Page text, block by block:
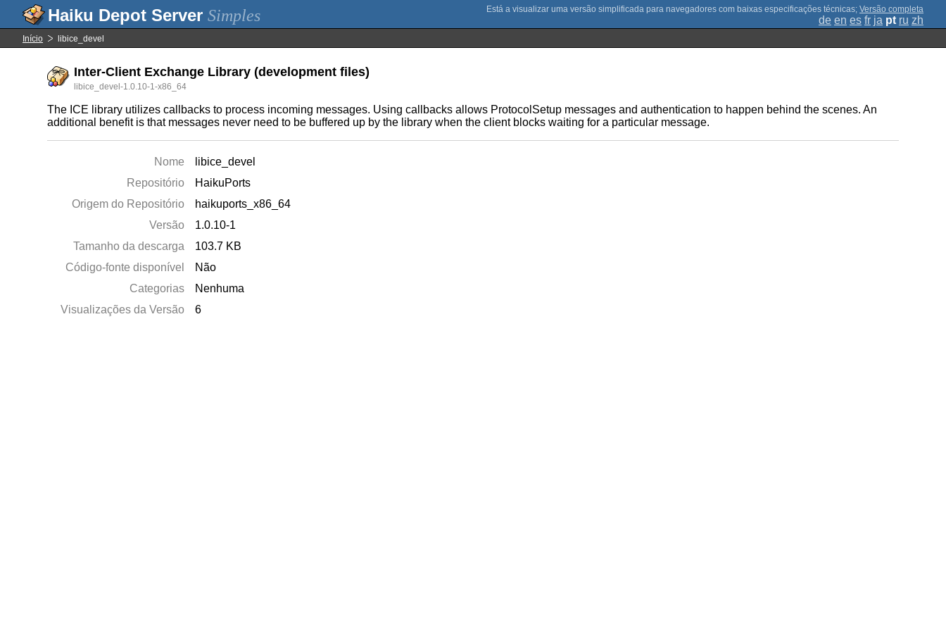
Simples ; Versão completa
de en es fr ja pt ru zh
Início libice_devel
Inter-Client Exchange Library (development files)
libice_devel-1.0.10-1-x86_64
The ICE library utilizes callbacks to process incoming messages. Using callbacks allows ProtocolSetup messages and authentication to happen behind the scenes. An
additional benefit is that messages never need to be buffered up by the library when the client blocks waiting for a particular message.
Nome
libice_devel
Repositório
HaikuPorts
Origem do Repositório
haikuports_x86_64
Versão
1.0.10-1
Tamanho da descarga
103.7 KB
Código-fonte disponível
Não
Categorias
Nenhuma
Visualizações da Versão
6